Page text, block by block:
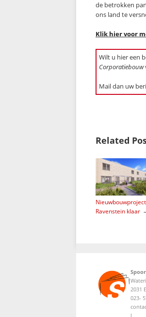
de betrokken
ons land te
Klik hier voor
Wilt u hier een
Corporatiebouw
Mail dan uw
Related
Nieuwbouwproject
Ravenstein klaar
2031
023-
l